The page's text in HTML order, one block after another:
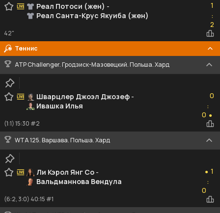
Реал Потоси (жен) -
Реал Санта-Крус Якуиба (жен)
1
:2
2
42"
Теннис
ATP Challenger. Гродзиск-Мазовецкий. Польша. Хард
Шварцлер Джоэл Джозеф -
Ивашка Илья
0
:
0 ●
(1:1) 15:30 #2
WTA 125. Варшава. Польша. Хард
Ли Кэрол Янг Со -
Вальдманнова Вендула
● 1
:
0
(6:2, 3:0) 40:15 #1